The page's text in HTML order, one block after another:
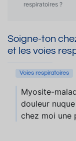
respiratoires ?
Soigne-ton
et les voies
Voies respiratoires
Myosite-
douleur
chez moi une